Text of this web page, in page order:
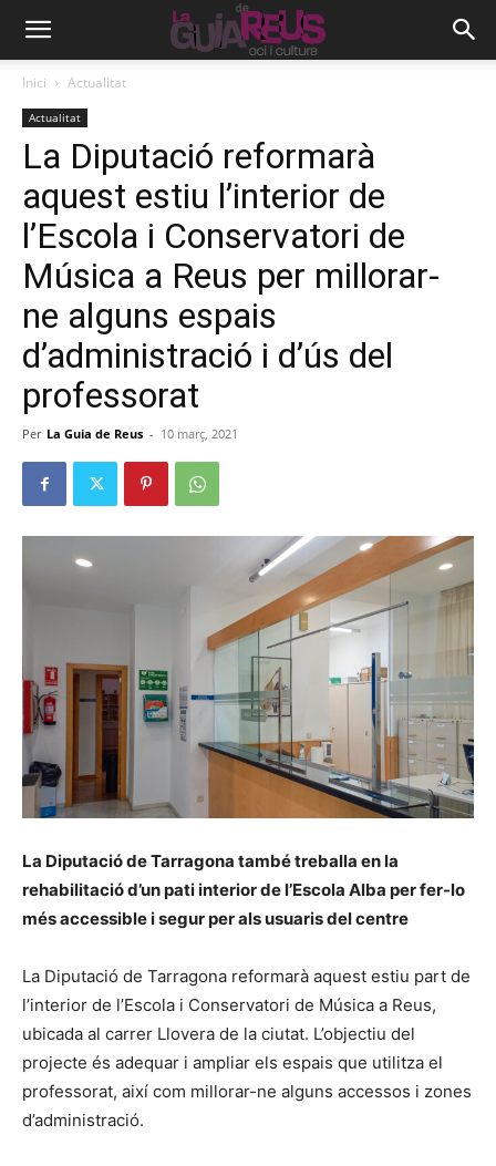
Inici Actualitat
Actualitat
La Diputació reformarà
aquest estiu l’interior de
l’Escola i Conservatori de
Música a Reus per millorar-
ne alguns espais
d’administració i d’ús del
professorat
Per La Guia de Reus - 10 març, 2021
La Diputació de Tarragona també treballa en la
rehabilitació d’un pati interior de l’Escola Alba per fer-lo
més accessible i segur per als usuaris del centre
La Diputació de Tarragona reformarà aquest estiu part de
l’interior de l’Escola i Conservatori de Música a Reus,
ubicada al carrer Llovera de la ciutat. L’objectiu del
projecte és adequar i ampliar els espais que utilitza el
professorat, així com millorar-ne alguns accessos i zones
d’administració.